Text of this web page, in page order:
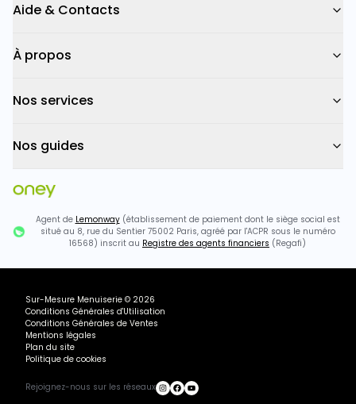
Aide & Contacts
À propos
Nos services
Nos guides
Agent de Lemonway(établissement de paiement dont le siège social est
situé au 8, rue du Sentier 75002 Paris, agréé par l'ACPR sous le numéro
16568) inscrit au Registre des agents financiers (Regafi)
Sur-Mesure Menuiserie © 2026
Conditions Générales d'Utilisation
Conditions Générales de Ventes
Mentions légales
Plan du site
Politique de cookies
Rejoignez-nous sur les réseaux